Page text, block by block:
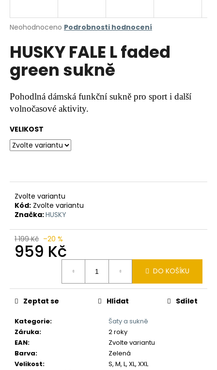
Průměrné
produktu
je
z
5
hvězdiček.
Neohodnoceno Podrobnosti hodnocení
HUSKY FALE L faded
green sukně
Pohodlná dámská funkční sukně pro sport i další
volnočasové aktivity.
VELIKOST
Zvolte variantu
Kód: Zvolte variantu
Značka:HUSKY
1 199 Kč –20 %
959 Kč
DO KOŠÍKU
Kategorie:
Šaty a sukně
Záruka:
2 roky
EAN:
Zvolte variantu
Barva:
Zelená
Velikost:
S, M, L, XL, XXL
Zeptat se Hlídat Sdílet
j
t
?
HLEDAT
D
u
č
u